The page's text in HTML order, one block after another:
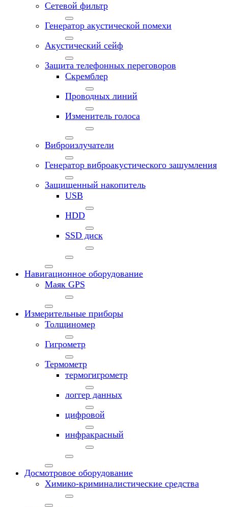
Сетевой фильтр
Генератор акустической помехи
Акустический сейф
Защита телефонных переговоров
Скремблер
Проводных линий
Изменитель голоса
Виброизлучатели
Генератор виброакустического зашумления
Защищенный накопитель
USB
HDD
SSD диск
Навигационное оборудование
Маяк GPS
Измерительные приборы
Толщиномер
Гигрометр
Термометр
термогигрометр
логгер данных
цифровой
инфракрасный
Досмотровое оборудование
Химико-криминалистические средства